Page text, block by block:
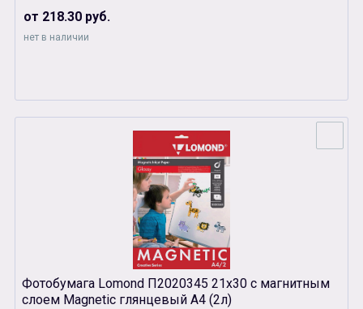
от 218.30 руб.
нет в наличии
Фотобумага Lomond П2020345 21х30 с магнитным
слоем Magnetic глянцевый А4 (2л)